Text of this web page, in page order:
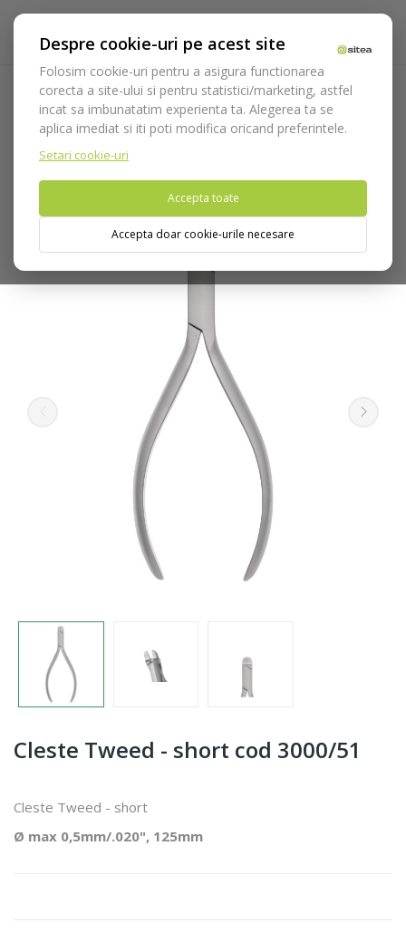
Despre cookie-uri pe acest site
Folosim cookie-uri pentru a asigura functionarea
corecta a site-ului si pentru statistici/marketing, astfel
incat sa imbunatatim experienta ta. Alegerea ta se
aplica imediat si iti poti modifica oricand preferintele.
Setari cookie-uri
Accepta toate
Accepta doar cookie-urile necesare
Acasa Cleste Tweed - short cod 3000/51
(United States).
Cleste Tweed - short cod 3000/51
Cleste Tweed - short
Ø max 0,5mm/.020", 125mm